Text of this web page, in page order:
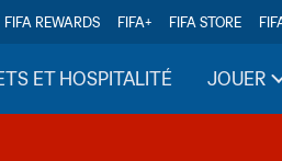
FIFA REWARDS FIFA+ FIFA STORE
ET HOSPITALITÉ JOUER